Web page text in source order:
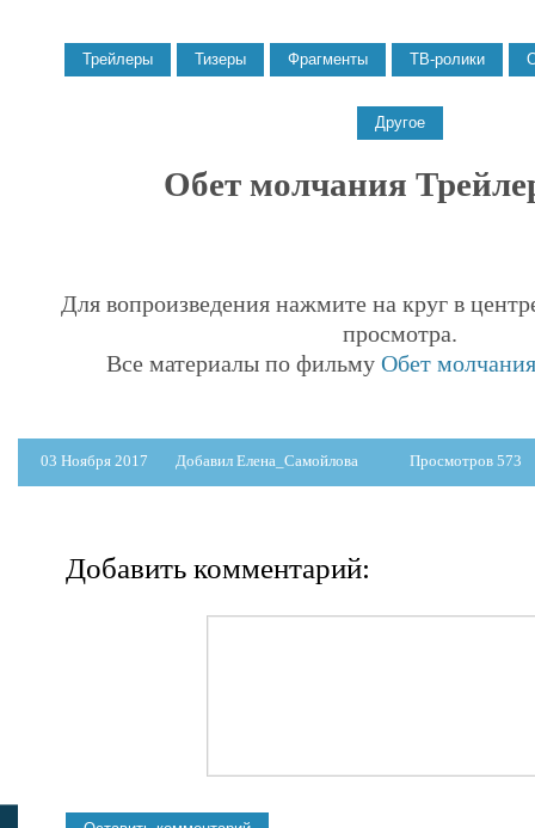
Обет молчания
Для вопроизведения нажмите на круг в
просмотра.
Все материалы по фильму Обет
03 Ноября 2017 Добавил Елена_Самойлова Просмотров 573
Добавить комментарий: